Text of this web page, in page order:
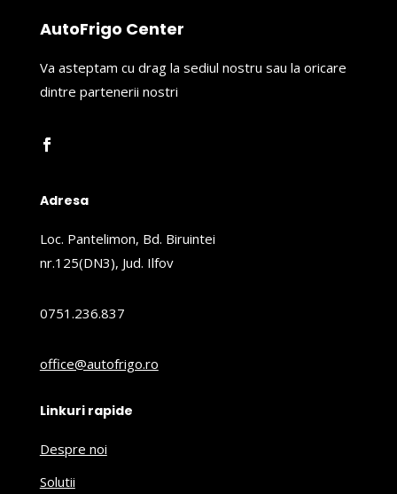
AutoFrigo Center
Va asteptam cu drag la sediul nostru sau la oricare
dintre partenerii nostri
Adresa
Loc. Pantelimon, Bd. Biruintei
nr.125(DN3), Jud. Ilfov
0751.236.837
office@autofrigo.ro
Linkuri rapide
Despre noi
Solutii